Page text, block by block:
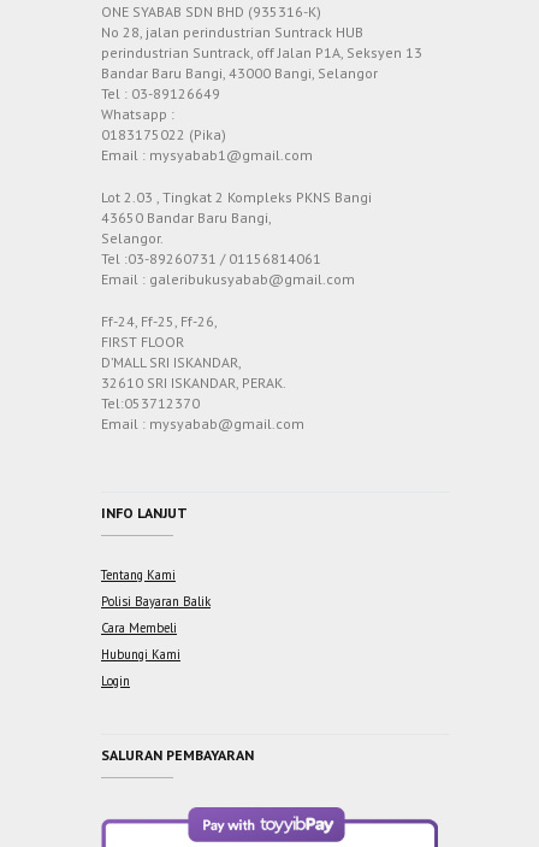
ONE SYABAB SDN BHD (935316-K)
No 28, jalan perindustrian Suntrack HUB
perindustrian Suntrack, off Jalan P1A, Seksyen 13
Bandar Baru Bangi, 43000 Bangi, Selangor
Tel : 03-89126649
Whatsapp :
0183175022 (Pika)
Email : mysyabab1@gmail.com
Lot 2.03 , Tingkat 2 Kompleks PKNS Bangi
43650 Bandar Baru Bangi,
Selangor.
Tel :03-89260731 / 01156814061
Email : galeribukusyabab@gmail.com
Ff-24, Ff-25, Ff-26,
FIRST FLOOR
D’MALL SRI ISKANDAR,
32610 SRI ISKANDAR, PERAK.
Tel:053712370
Email : mysyabab@gmail.com
INFO LANJUT
Tentang Kami
Polisi Bayaran Balik
Cara Membeli
Hubungi Kami
Login
SALURAN PEMBAYARAN